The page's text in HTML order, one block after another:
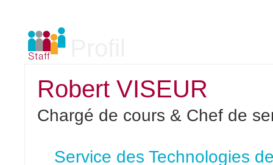
Robert VISEUR
Chargé de cours & Chef de
Service des Technologies